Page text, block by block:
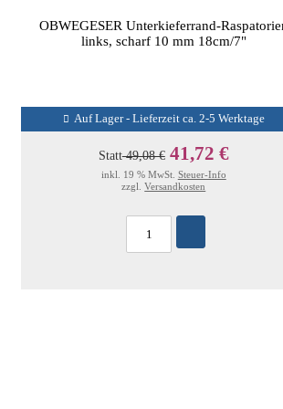
OBWEGESER Unterkieferrand-
links, scharf 10 mm 18cm/7"
Auf Lager - Lieferzeit ca. 2-5 Werktage
Statt49,08 € 41,72 €
inkl. 19 % MwSt. Steuer-Info
zzgl.Versandkosten